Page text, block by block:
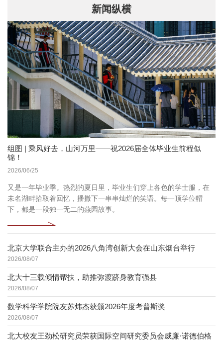
新闻纵横
组图 | 乘风好去，山河万里——祝2026届全体毕业生前程似
锦！
2026/06/25
又是一年毕业季。热烈的夏日里，毕业生们穿上各色的学士服，在
未名湖畔拾取着回忆，播撒下一串串灿烂的笑语。每一顶学位帽
下，都是一段独一无二的燕园故事。
北京大学联合主办的2026八角湾创新大会在山东烟台举行
2026/08/07
北大十三载倾情帮扶，助推弥渡跻身教育强县
2026/08/07
数学科学学院院友苏炜杰获颁2026年度考普斯奖
2026/08/07
北大校友王劲松研究员荣获国际空间研究委员会威廉·诺德伯格